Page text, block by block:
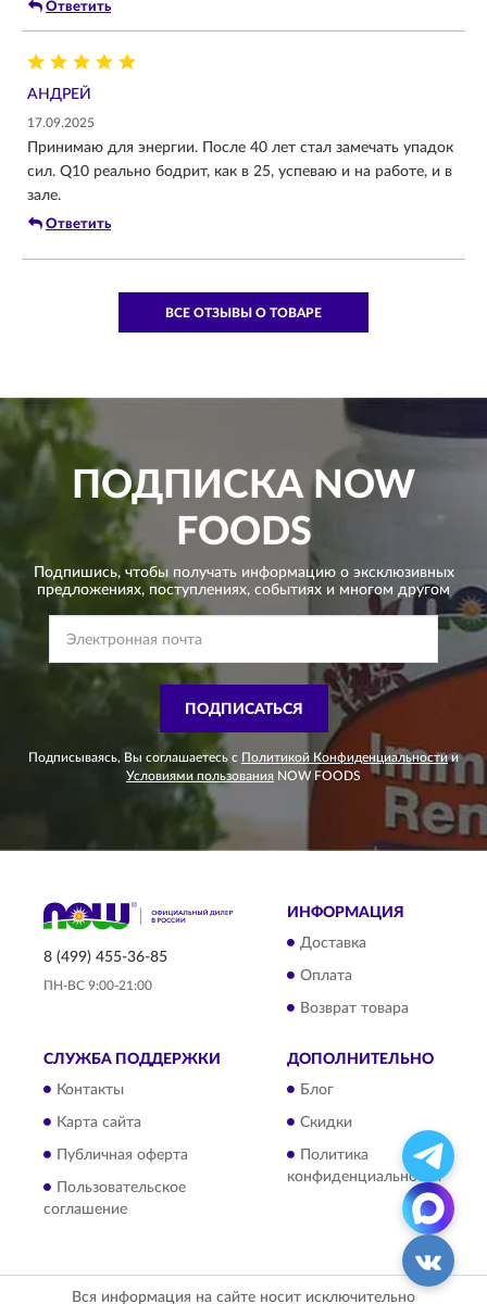
Ответить
АНДРЕЙ
17.09.2025
Принимаю для энергии. После 40 лет стал замечать упадок
сил. Q10 реально бодрит, как в 25, успеваю и на работе, и в
зале.
Ответить
ВСЕ ОТЗЫВЫ О ТОВАРЕ
ПОДПИСКАNOW
FOODS
Подпишись, чтобы получать информацию о эксклюзивных
предложениях,поступлениях, событиях и многом другом
ПОДПИСАТЬСЯ
Подписываясь, Вы соглашаетесь с Политикой Конфиденциальности и
Условиями пользования NOW FOODS
8 (499) 455-36-85
ПН-ВС 9:00-21:00
ИНФОРМАЦИЯ
Доставка
Оплата
Возврат товара
СЛУЖБА ПОДДЕРЖКИ
Контакты
Карта сайта
Публичная оферта
Пользовательское
соглашение
ДОПОЛНИТЕЛЬНО
Блог
Скидки
Политика
конфиденциальности
Вся информация на сайте носит исключительно